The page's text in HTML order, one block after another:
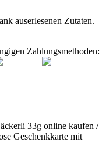
auserlesenen Zutaten.
Zahlungsmethoden:
33g online kaufen /
Geschenkkarte mit